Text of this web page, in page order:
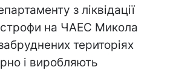
з ліквідації
на ЧАЕС Микола
територіях
і виробляють